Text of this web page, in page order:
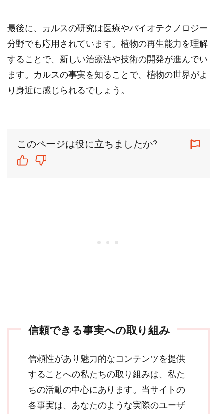
最後に、カルスの研究は医療やバイオテクノロジー
分野でも応用されています。植物の再生能力を理解
することで、新しい治療法や技術の開発が進んでい
ます。カルスの事実を知ることで、植物の世界がよ
り身近に感じられるでしょう。
このページは役に立ちましたか?
信頼できる事実への取り組み
信頼性があり魅力的なコンテンツを提供
することへの私たちの取り組みは、私た
ちの活動の中心にあります。当サイトの
各事実は、あなたのような実際のユーザ